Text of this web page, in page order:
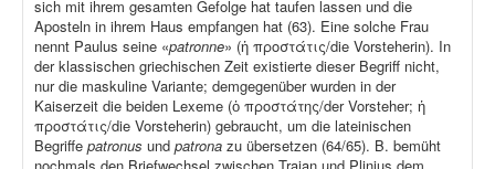
sich mit ihrem gesamten Gefolge hat taufen lassen und die
Aposteln in ihrem Haus empfangen hat (63). Eine solche Frau
nennt Paulus seine «patronne» (ἡ προστάτις/die Vorsteherin). In
der klassischen griechischen Zeit existierte dieser Begriff nicht,
nur die maskuline Variante; demgegenüber wurden in der
Kaiserzeit die beiden Lexeme (ὁ προστάτης/der Vorsteher; ἡ
προστάτις/die Vorsteherin) gebraucht, um die lateinischen
Begriffe patronus und patrona zu übersetzen (64/65). B. bemüht